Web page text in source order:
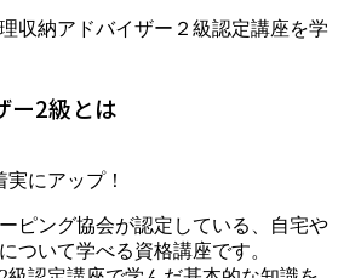
収納アドバイザー２級認定講座を学
ー2級とは
にアップ！
ピング協会が認定している、自宅や
ついて学べる資格講座です。